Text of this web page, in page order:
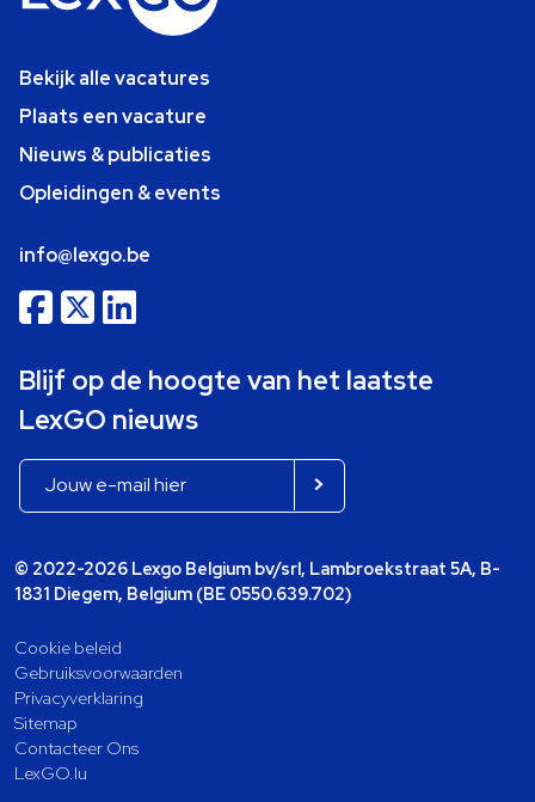
Bekijk alle vacatures
Plaats een vacature
Nieuws & publicaties
Opleidingen & events
info@lexgo.be
Blijf op de hoogte van het laatste
LexGO nieuws
© 2022-2026 Lexgo Belgium bv/srl, Lambroekstraat 5A, B-
1831 Diegem, Belgium (BE 0550.639.702)
Cookie beleid
Gebruiksvoorwaarden
Privacyverklaring
Sitemap
Contacteer Ons
LexGO.lu